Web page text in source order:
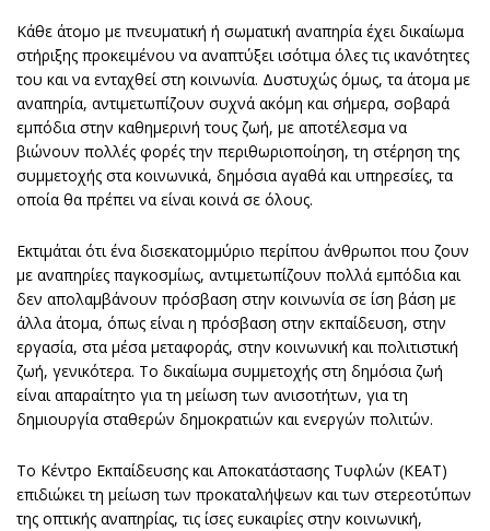
Κάθε άτομο με πνευματική ή σωματική αναπηρία έχει δικαίωμα
στήριξης προκειμένου να αναπτύξει ισότιμα όλες τις ικανότητες
του και να ενταχθεί στη κοινωνία. Δυστυχώς όμως, τα άτομα με
αναπηρία, αντιμετωπίζουν συχνά ακόμη και σήμερα, σοβαρά
εμπόδια στην καθημερινή τους ζωή, με αποτέλεσμα να
βιώνουν πολλές φορές την περιθωριοποίηση, τη στέρηση της
συμμετοχής στα κοινωνικά, δημόσια αγαθά και υπηρεσίες, τα
οποία θα πρέπει να είναι κοινά σε όλους.
Εκτιμάται ότι ένα δισεκατομμύριο περίπου άνθρωποι που ζουν
με αναπηρίες παγκοσμίως, αντιμετωπίζουν πολλά εμπόδια και
δεν απολαμβάνουν πρόσβαση στην κοινωνία σε ίση βάση με
άλλα άτομα, όπως είναι η πρόσβαση στην εκπαίδευση, στην
εργασία, στα μέσα μεταφοράς, στην κοινωνική και πολιτιστική
ζωή, γενικότερα. Το δικαίωμα συμμετοχής στη δημόσια ζωή
είναι απαραίτητο για τη μείωση των ανισοτήτων, για τη
δημιουργία σταθερών δημοκρατιών και ενεργών πολιτών.
Το Κέντρο Εκπαίδευσης και Αποκατάστασης Τυφλών (ΚΕΑΤ)
επιδιώκει τη μείωση των προκαταλήψεων και των στερεοτύπων
της οπτικής αναπηρίας, τις ίσες ευκαιρίες στην κοινωνική,